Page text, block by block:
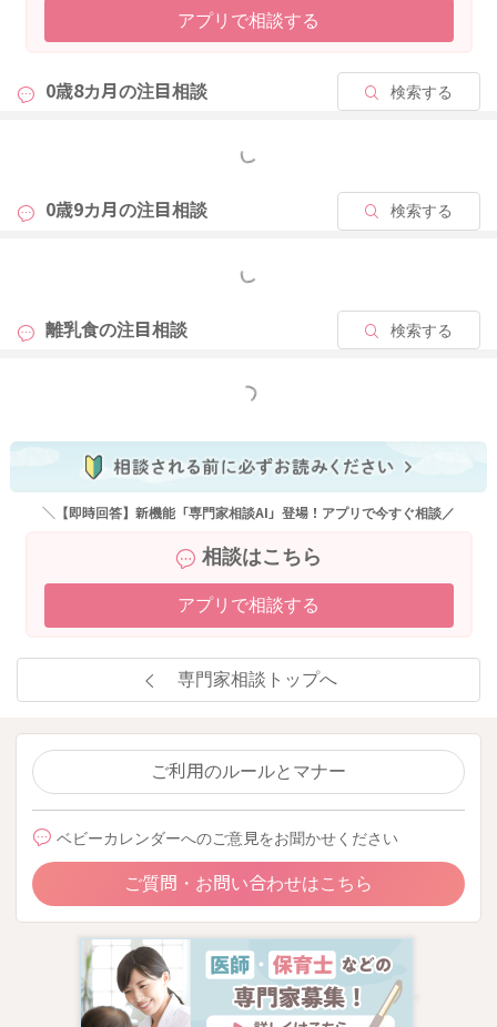
アプリで相談する
0歳8カ月の注目相談 検索する
もっと見る
0歳9カ月の注目相談 検索する
もっと見る
離乳食の注目相談 検索する
もっと見る
＼【即時回答】新機能「専門家相談AI」登場！アプリで今すぐ相談／
相談はこちら
アプリで相談する
専門家相談トップへ
ご利用のルールとマナー
ベビーカレンダーへのご意見をお聞かせください
ご質問・お問い合わせはこちら